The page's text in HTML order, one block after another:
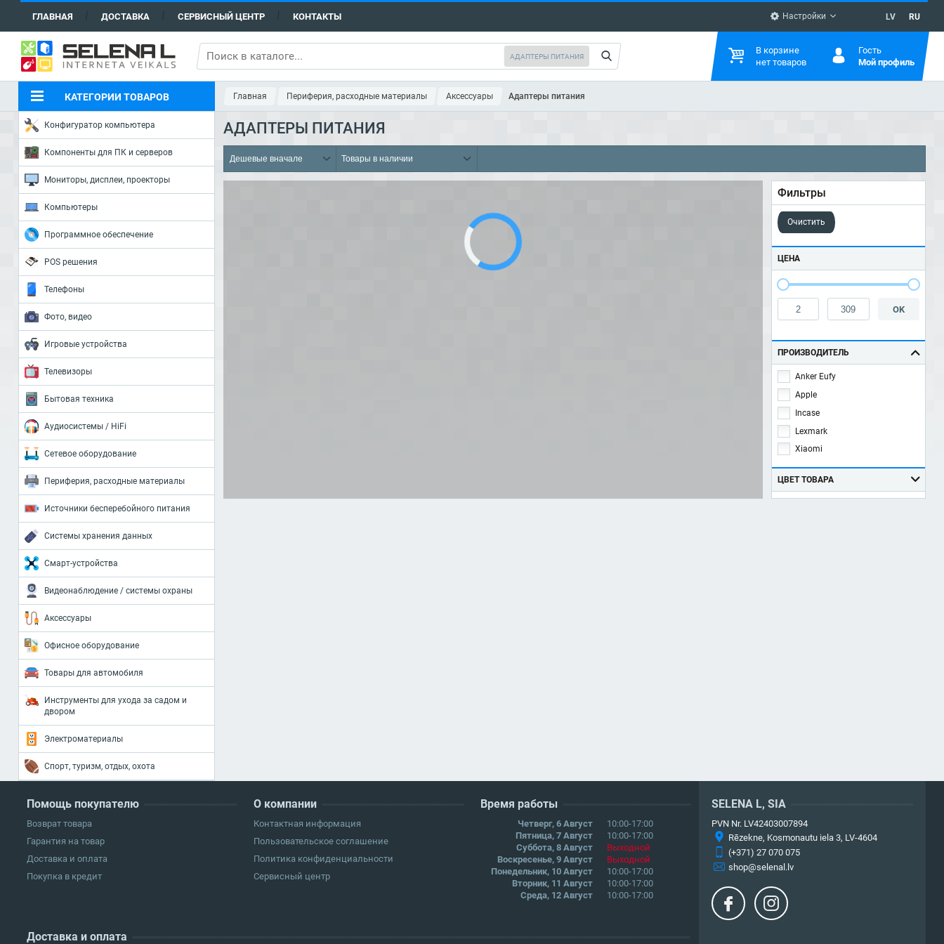
ГЛАВНАЯ ДОСТАВКА СЕРВИСНЫЙ ЦЕНТР КОНТАКТЫ Настройки LV RU
В корзине
нет товаров
Гость
Мой профиль
КАТЕГОРИИ ТОВАРОВ Главная Периферия, расходные материалы Аксессуары Адаптеры питания
Конфигуратор компьютера
Компоненты для ПК и серверов
Мониторы, дисплеи, проекторы
Компьютеры
Программное обеспечение
POS решения
Телефоны
Фото, видео
Игровые устройства
Телевизоры
Бытовая техника
Аудиосистемы / HiFi
Сетевое оборудование
Периферия, расходные материалы
Источники бесперебойного питания
Системы хранения данных
Смарт-устройства
Видеонаблюдение / системы охраны
Аксессуары
Офисное оборудование
Товары для автомобиля
Инструменты для ухода за садом и
двором
Электроматериалы
Спорт, туризм, отдых, охота
АДАПТЕРЫ ПИТАНИЯ
Фильтры
Очистить
ЦЕНА
OK
ПРОИЗВОДИТЕЛЬ
Anker Eufy
Apple
Incase
Lexmark
Xiaomi
ЦВЕТ ТОВАРА
Помощь покупателю
Возврат товара
Гарантия на товар
Доставка и оплата
Покупка в кредит
О компании
Контактная информация
Пользовательское соглашение
Политика конфиденциальности
Сервисный центр
Время работы
Четверг, 6 Август
10:00-17:00
Пятница, 7 Август
10:00-17:00
Суббота, 8 Август
Выходной
Воскресенье, 9 Август
Выходной
Понедельник, 10 Август
10:00-17:00
Вторник, 11 Август
10:00-17:00
Среда, 12 Август
10:00-17:00
Доставка и оплата
SELENA L, SIA
PVN Nr. LV42403007894
Rēzekne, Kosmonautu iela 3, LV-4604
(+371) 27 070 075
shop@selenal.lv